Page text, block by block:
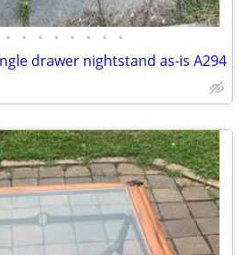
• • • • • • • •
drawer nightstand as-is A294